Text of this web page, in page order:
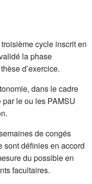
cycle inscrit en
la phase
d’exercice.
dans le cadre
le ou les PAMSU
de congés
sont définies en accord
du possible en
facultaires.